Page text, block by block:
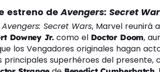
estreno deAvengers: Secret
Avengers: Secret Wars, Marvel reunirá
Downey Jr.como el Doctor Doom,
los Vengadores originales hagan
superhéroes del presente,